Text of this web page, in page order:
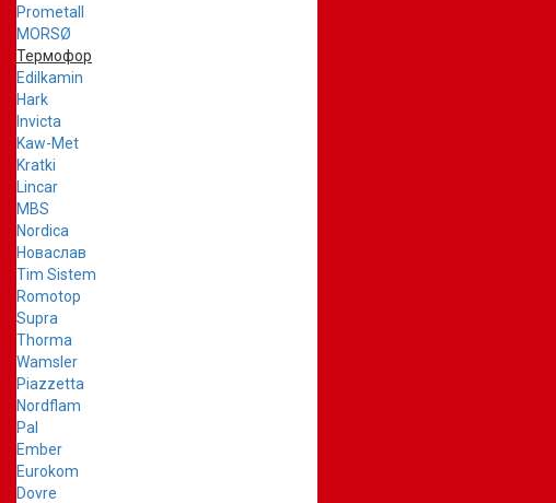
Prometall
MORSØ
Термофор
Edilkamin
Hark
Invicta
Kaw-Met
Kratki
Lincar
MBS
Nordica
Новаслав
Tim Sistem
Romotop
Supra
Thorma
Wamsler
Piazzetta
Nordflam
Pal
Ember
Eurokom
Dovre